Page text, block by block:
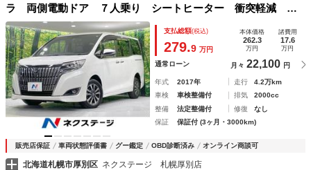
ラ 両側電動ドア ７人乗り シートヒーター 衝突軽減 寒
冷地仕様 クルコン ＬＥＤヘッド リアオートエアコン 純
正１５ＡＷ アイドリングストップ スマートキー
支払総額(税込)
279.9 万円
本体価格
262.3
万円
諸費用
17.6
万円
通常ローン 月々 22,100 円
年式 2017年 走行
4.2万km
車検
車検整備付 排気
2000cc
整備
法定整備付 修復
なし
保証
保証付 (3ヶ月・3000km)
販売店保証 車両状態評価書 グー鑑定 OBD診断済み オンライン商談可
北海道札幌市厚別区 ネクステージ 札幌厚別店